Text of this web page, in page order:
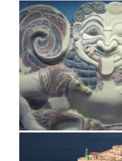
QUARTIERE DELLA
Siracusa
PARCO